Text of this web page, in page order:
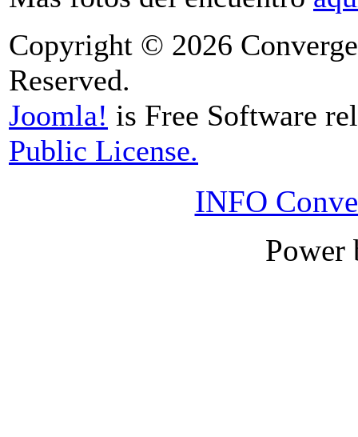
Copyright © 2026
Reserved.
Joomla! is Free Software
Public License.
INFO